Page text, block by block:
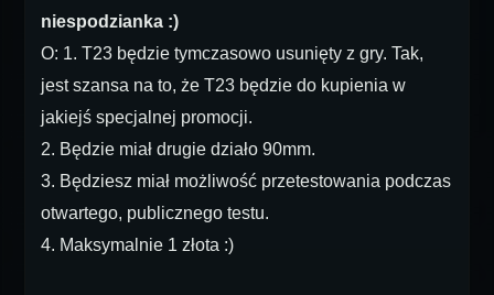
niespodzianka :)
O: 1. T23 będzie tymczasowo usunięty z gry. Tak,
jest szansa na to, że T23 będzie do kupienia w
jakiejś specjalnej promocji.
2. Będzie miał drugie działo 90mm.
3. Będziesz miał możliwość przetestowania podczas
otwartego, publicznego testu.
4. Maksymalnie 1 złota :)